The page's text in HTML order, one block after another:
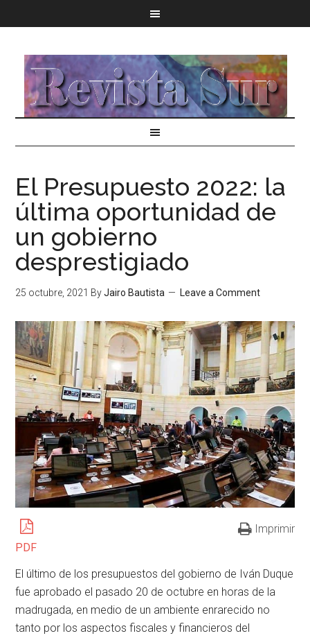
El Presupuesto 2022: la
última oportunidad de
un gobierno
desprestigiado
25 octubre, 2021 ByJairo Bautista Leave a Comment
PDF
Imprimir
El último de los presupuestos del gobierno de Iván Duque
fue aprobado el pasado 20 de octubre en horas de la
madrugada, en medio de un ambiente enrarecido no
tanto por los aspectos fiscales y financieros del